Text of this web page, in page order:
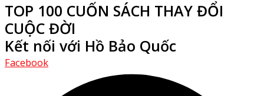
TOP 100 CUỐN SÁCH THAY ĐỔI
CUỘC ĐỜI
Kết nối với Hồ Bảo Quốc
Facebook